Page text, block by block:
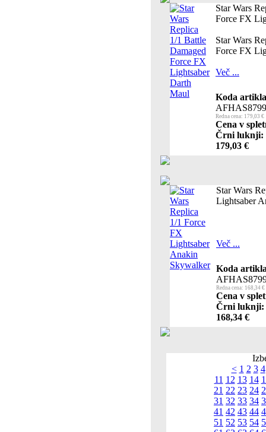
Star Wars
Force FX
Star Wars
Force FX
Več ...
Koda
Redna cena: 179,03 €
Cena v
Črni luknji:
179,03 €
Star Wars
Lightsaber
Več ...
Koda
Redna cena: 168,34 €
Cena v
Črni luknji:
168,34 €
< 1 2 3 4
11 12 13 14
21 22 23 24
31 32 33 34
41 42 43 44
51 52 53 54